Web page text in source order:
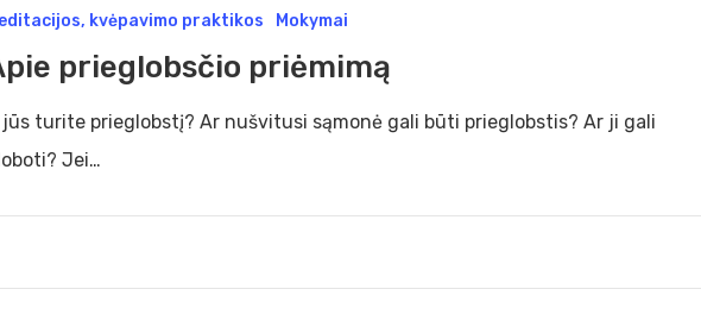
kvėpavimo praktikos Mokymai
prieglobsčio priėmimą
jūs turite prieglobstį? Ar nušvitusi sąmonė gali būti prieglobstis? Ar ji gali
Jei…